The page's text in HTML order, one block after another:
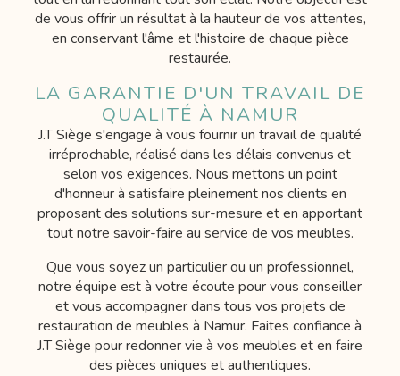
de vous offrir un résultat à la hauteur de vos attentes,
en conservant l'âme et l'histoire de chaque pièce
restaurée.
LA GARANTIE D'UN TRAVAIL DE
QUALITÉ À NAMUR
J.T Siège s'engage à vous fournir un travail de qualité
irréprochable, réalisé dans les délais convenus et
selon vos exigences. Nous mettons un point
d'honneur à satisfaire pleinement nos clients en
proposant des solutions sur-mesure et en apportant
tout notre savoir-faire au service de vos meubles.
Que vous soyez un particulier ou un professionnel,
notre équipe est à votre écoute pour vous conseiller
et vous accompagner dans tous vos projets de
restauration de meubles à Namur. Faites confiance à
J.T Siège pour redonner vie à vos meubles et en faire
des pièces uniques et authentiques.